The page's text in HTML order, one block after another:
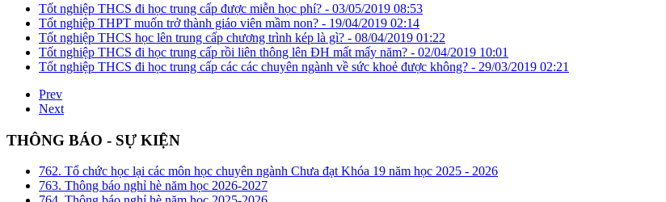
Tốt nghiệp THCS đi học trung cấp được miễn học phí? - 03/05/2019 08:53
Tốt nghiệp THPT muốn trở thành giáo viên mầm non? - 19/04/2019 02:14
Tốt nghiệp THCS học lên trung cấp chương trình kép là gì? - 08/04/2019 01:22
Tốt nghiệp THCS đi học trung cấp rồi liên thông lên ĐH mất mấy năm? - 02/04/2019 10:01
Tốt nghiệp THCS đi học trung cấp các các chuyên ngành về sức khoẻ được không? - 29/03/2019 02:21
Prev
Next
THÔNG BÁO - SỰ KIỆN
762. Tổ chức học lại các môn học chuyên ngành Chưa đạt Khóa 19 năm học 2025 - 2026
763. Thông báo nghỉ hè năm học 2026-2027